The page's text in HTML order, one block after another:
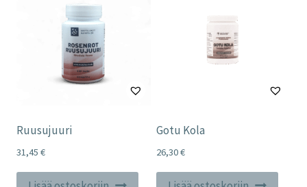
Ruusujuuri
31,45 €
Gotu Kola
26,30€